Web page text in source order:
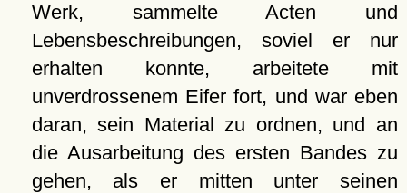
Werk, sammelte Acten und
Lebensbeschreibungen, soviel er nur
erhalten konnte, arbeitete mit
unverdrossenem Eifer fort, und war eben
daran, sein Material zu ordnen, und an
die Ausarbeitung des ersten Bandes zu
gehen, als er mitten unter seinen